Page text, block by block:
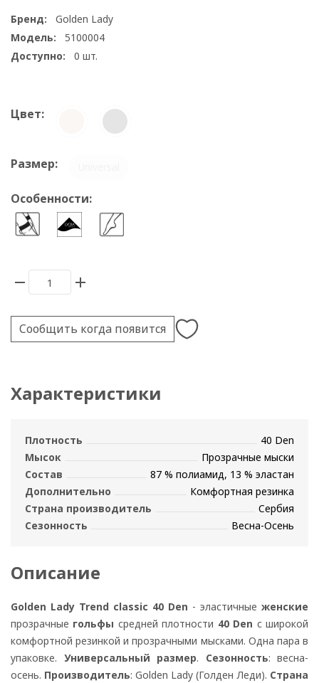
Бренд:
Golden Lady
Модель:
5100004
Доступно:
0 шт.
Цвет:
Размер:
Особенности:
Сообщить когда появится
Характеристики
Плотность
40 Den
Мысок
Прозрачные мыски
Состав
87 % полиамид, 13 % эластан
Дополнительно
Комфортная резинка
Страна производитель
Сербия
Сезонность
Весна-Осень
Описание
Golden Lady Trend classic 40 Den - эластичные женские
прозрачные гольфы средней плотности 40 Den с широкой
комфортной резинкой и прозрачными мысками. Одна пара в
упаковке. Универсальный размер. Сезонность: весна-
осень. Производитель: Golden Lady (Голден Леди). Страна